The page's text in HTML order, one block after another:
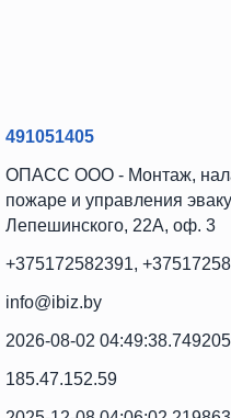
491051405
ОПАСС ООО - Монтаж,
пожаре и управления
Лепешинского, 22А, оф. 3
+375172582391,
info@ibiz.by
2026-08-02
185.47.152.59